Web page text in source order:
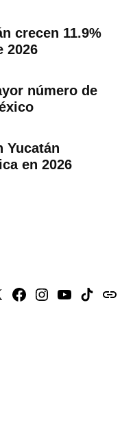
crecen 11.9%
2026
número de
Yucatán
en 2026
Faceboook
Instagram
YoutubeTiktokissuu